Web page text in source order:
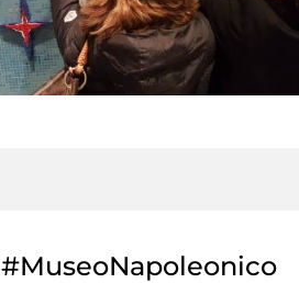
#MuseoNapoleonico